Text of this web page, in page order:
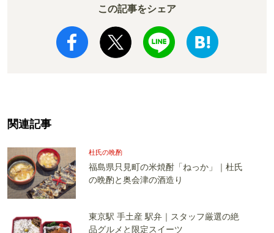
この記事をシェア
関連記事
杜氏の晩酌
福島県只見町の米焼酎「ねっか」｜杜氏
の晩酌と奥会津の酒造り
東京駅 手土産 駅弁｜スタッフ厳選の絶
品グルメと限定スイーツ